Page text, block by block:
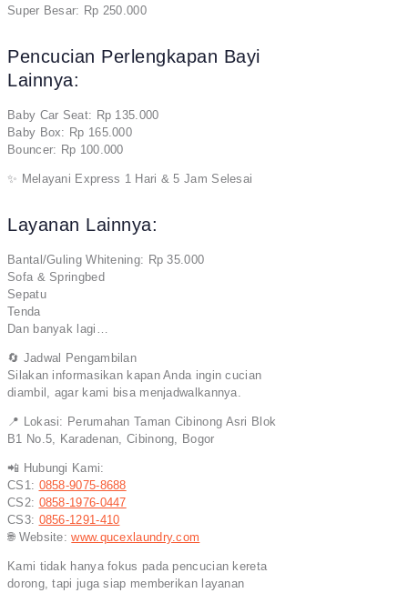
Super Besar: Rp 250.000
Pencucian Perlengkapan Bayi
Lainnya:
Baby Car Seat: Rp 135.000
Baby Box: Rp 165.000
Bouncer: Rp 100.000
✨ Melayani Express 1 Hari & 5 Jam Selesai
Layanan Lainnya:
Bantal/Guling Whitening: Rp 35.000
Sofa & Springbed
Sepatu
Tenda
Dan banyak lagi…
🔄 Jadwal Pengambilan
Silakan informasikan kapan Anda ingin cucian
diambil, agar kami bisa menjadwalkannya.
📍 Lokasi: Perumahan Taman Cibinong Asri Blok
B1 No.5, Karadenan, Cibinong, Bogor
📲 Hubungi Kami:
CS1: 0858-9075-8688
CS2: 0858-1976-0447
CS3: 0856-1291-410
🌐 Website:www.qucexlaundry.com
Kami tidak hanya fokus pada pencucian kereta
dorong, tapi juga siap memberikan layanan